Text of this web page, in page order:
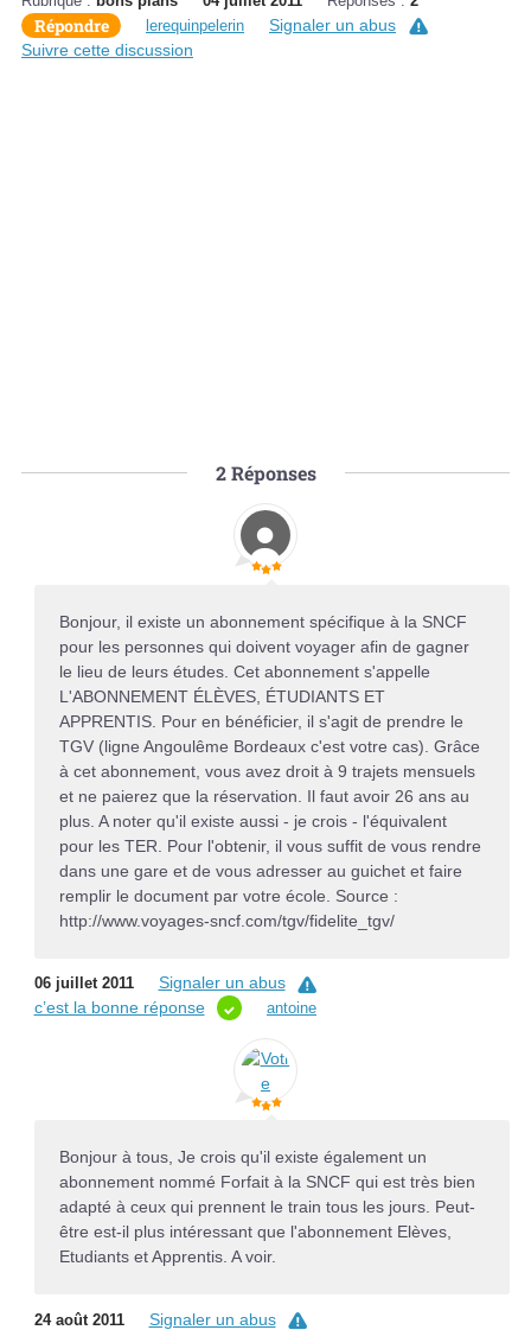
Répondre lerequinpelerin
Signaler un abus
Suivre cette discussion
2Réponses
Bonjour, il existe un abonnement spécifique à la SNCF
pour les personnes qui doivent voyager afin de gagner
le lieu de leurs études. Cet abonnement s'appelle
L'ABONNEMENT ÉLÈVES, ÉTUDIANTS ET
APPRENTIS. Pour en bénéficier, il s'agit de prendre le
TGV (ligne Angoulême Bordeaux c'est votre cas). Grâce
à cet abonnement, vous avez droit à 9 trajets mensuels
et ne paierez que la réservation. Il faut avoir 26 ans au
plus. A noter qu'il existe aussi - je crois - l'équivalent
pour les TER. Pour l'obtenir, il vous suffit de vous rendre
dans une gare et de vous adresser au guichet et faire
remplir le document par votre école. Source :
http://www.voyages-sncf.com/tgv/fidelite_tgv/
06 juillet 2011
Signaler un abus
c’est la bonne réponse
antoine
Bonjour à tous, Je crois qu'il existe également un
abonnement nommé Forfait à la SNCF qui est très bien
adapté à ceux qui prennent le train tous les jours. Peut-
être est-il plus intéressant que l'abonnement Elèves,
Etudiants et Apprentis. A voir.
24 août 2011
Signaler un abus